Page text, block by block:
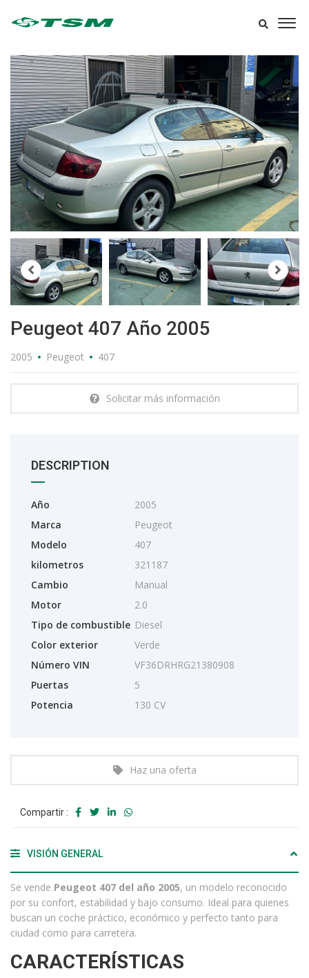
Peugeot 407 Año 2005
2005 Peugeot 407
Solicitar más información
DESCRIPTION
Año
2005
Marca
Peugeot
Modelo
407
kilometros
321187
Cambio
Manual
Motor
2.0
Tipo de combustible Diesel
Color exterior
Verde
Número VIN
VF36DRHRG21380908
Puertas
5
Potencia
130 CV
Haz una oferta
Compartir :
VISIÓN GENERAL
Se vende Peugeot 407 del año 2005, un modelo reconocido
por su confort, estabilidad y bajo consumo. Ideal para quienes
buscan un coche práctico, económico y perfecto tanto para
ciudad como para carretera.
CARACTERÍSTICAS